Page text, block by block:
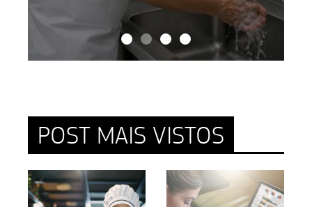
POST MAIS VISTOS